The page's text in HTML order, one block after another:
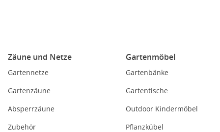
Zäune und Netze
Gartennetze
Gartenzäune
Absperrzäune
Zubehör
Gartenmöbel
Gartenbänke
Gartentische
Outdoor Kindermöbel
Pflanzkübel